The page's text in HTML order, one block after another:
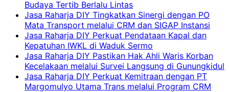
Budaya Tertib Berlalu Lintas
Jasa Raharja DIY Tingkatkan Sinergi dengan PO
Mata Transport melalui CRM dan SIGAP Instansi
Jasa Raharja DIY Perkuat Pendataan Kapal dan
Kepatuhan IWKL di Waduk Sermo
Jasa Raharja DIY Pastikan Hak Ahli Waris Korban
Kecelakaan melalui Survei Langsung di Gunungkidul
Jasa Raharja DIY Perkuat Kemitraan dengan PT
Margomulyo Utama Trans melalui Program CRM